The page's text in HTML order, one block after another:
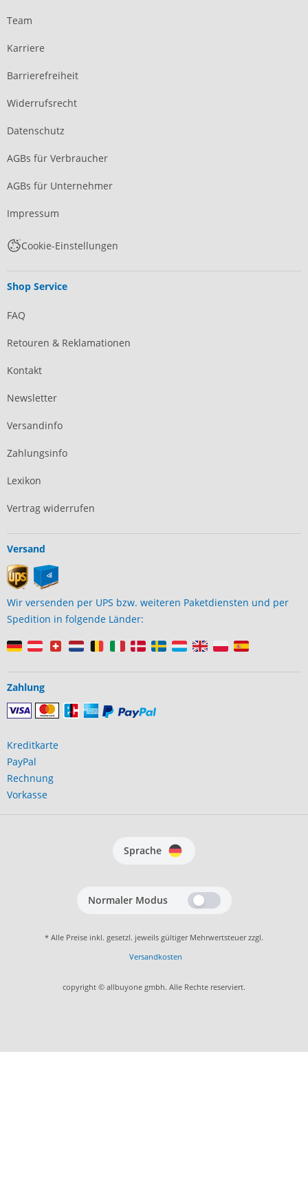
Team
Karriere
Barrierefreiheit
Widerrufsrecht
Datenschutz
AGBs für Verbraucher
AGBs für Unternehmer
Impressum
Cookie-Einstellungen
Shop Service
FAQ
Retouren & Reklamationen
Kontakt
Newsletter
Versandinfo
Zahlungsinfo
Lexikon
Vertrag widerrufen
Versand
Wir versenden per UPS bzw. weiteren Paketdiensten und per
Spedition in folgende Länder:
Zahlung
Kreditkarte
PayPal
Rechnung
Vorkasse
Sprache
Normaler Modus
* Alle Preise inkl. gesetzl. jeweils gültiger Mehrwertsteuer zzgl.
Versandkosten
copyright © allbuyone gmbh. Alle Rechte reserviert.